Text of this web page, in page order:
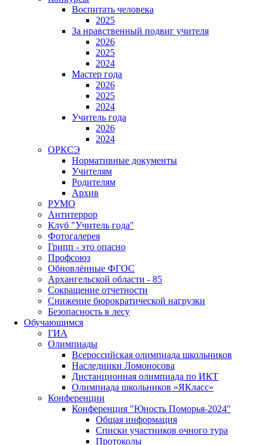
Воспитать человека
2025
За нравственный подвиг учителя
2026
2025
2024
Мастер года
2026
2025
2024
Учитель года
2026
2024
ОРКСЭ
Нормативные документы
Учителям
Родителям
Архив
РУМО
Антитеррор
Клуб "Учитель года"
Фотогалерея
Грипп - это опасно
Профсоюз
Обновлённые ФГОС
Архангельской области - 85
Сокращение отчетности
Снижение бюрократической нагрузки
Безопасность в лесу
Обучающимся
ГИА
Олимпиады
Всероссийская олимпиада школьников
Наследники Ломоносова
Дистанционная олимпиада по ИКТ
Олимпиада школьников «ЯКласс»
Конференции
Конференция "Юность Поморья-2024"
Общая информация
Списки участников очного тура
Протоколы